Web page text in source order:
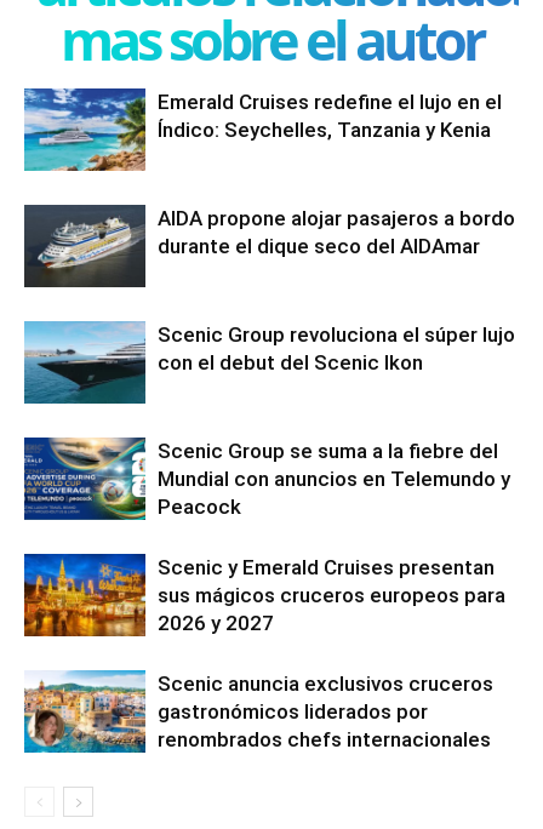
mas sobre el autor
Emerald Cruises redefine el lujo en el
Índico: Seychelles, Tanzania y Kenia
AIDA propone alojar pasajeros a bordo
durante el dique seco del AIDAmar
Scenic Group revoluciona el súper lujo
con el debut del Scenic Ikon
Scenic Group se suma a la fiebre del
Mundial con anuncios en Telemundo y
Peacock
Scenic y Emerald Cruises presentan
sus mágicos cruceros europeos para
2026 y 2027
Scenic anuncia exclusivos cruceros
gastronómicos liderados por
renombrados chefs internacionales